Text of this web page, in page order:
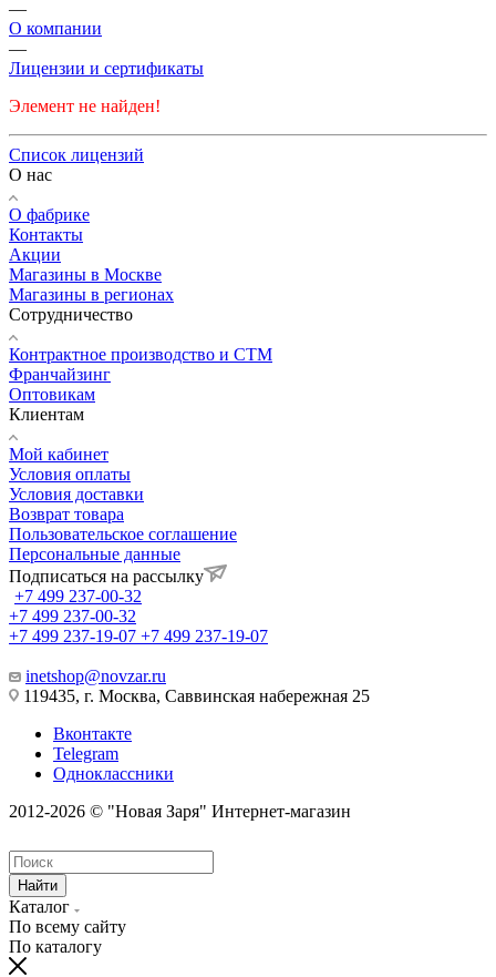
—
О компании
—
Лицензии и сертификаты
Элемент не найден!
Список лицензий
О нас
О фабрике
Контакты
Акции
Магазины в Москве
Магазины в регионах
Сотрудничество
Контрактное производство и СТМ
Франчайзинг
Оптовикам
Клиентам
Мой кабинет
Условия оплаты
Условия доставки
Возврат товара
Пользовательское соглашение
Персональные данные
Подписаться на рассылку
+7 499 237-00-32
+7 499 237-00-32
+7 499 237-19-07 +7 499 237-19-07
inetshop@novzar.ru
119435, г. Москва, Саввинская набережная 25
Вконтакте
Telegram
Одноклассники
2012-2026 © "Новая Заря" Интернет-магазин
Найти
Каталог
По всему сайту
По каталогу